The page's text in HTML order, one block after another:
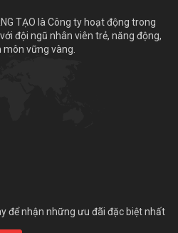
TẠO là Công ty hoạt động trong
đội ngũ nhân viên trẻ, năng động,
vững vàng.
để nhận những ưu đãi đặc biệt nhất